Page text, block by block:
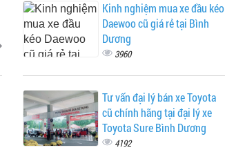
Kinh nghiệm mua xe đầu kéo
Daewoo cũ giá rẻ tại Bình
Dương
3960
Tư vấn đại lý bán xe Toyota
cũ chính hãng tại đại lý xe
Toyota Sure Bình Dương
4192